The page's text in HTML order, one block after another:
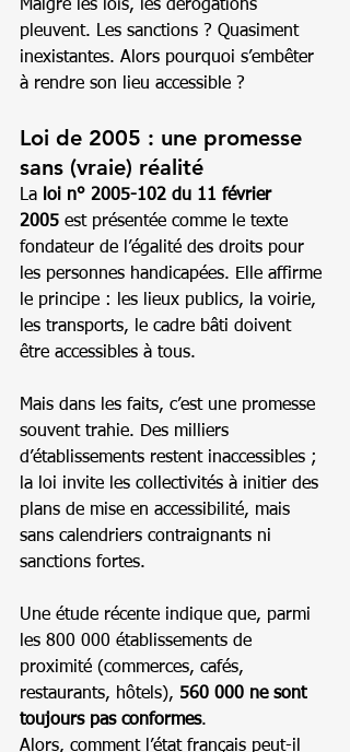
Malgré les lois, les dérogations
pleuvent. Les sanctions ? Quasiment
inexistantes. Alors pourquoi s’embêter
à rendre son lieu accessible ?
Loi de 2005 : une promesse
sans (vraie) réalité
La loi n° 2005-102 du 11 février
2005 est présentée comme le texte
fondateur de l’égalité des droits pour
les personnes handicapées. Elle affirme
le principe : les lieux publics, la voirie,
les transports, le cadre bâti doivent
être accessibles à tous.
Mais dans les faits, c’est une promesse
souvent trahie. Des milliers
d’établissements restent inaccessibles ;
la loi invite les collectivités à initier des
plans de mise en accessibilité, mais
sans calendriers contraignants ni
sanctions fortes.
Une étude récente indique que, parmi
les 800 000 établissements de
proximité (commerces, cafés,
restaurants, hôtels), 560 000 ne sont
toujours pas conformes.
Alors, comment l’état français peut-il